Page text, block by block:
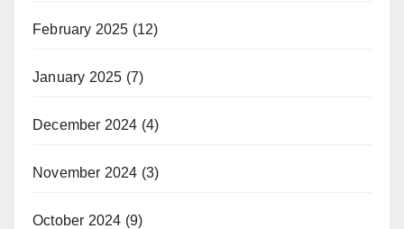
February 2025 (12)
January 2025 (7)
December 2024 (4)
November 2024 (3)
October 2024 (9)